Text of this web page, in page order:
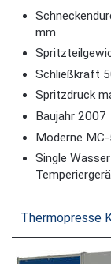
mm
Schließkraft
Spritzdruck
Baujahr 2007
Moderne
Single Wasser
Thermopresse